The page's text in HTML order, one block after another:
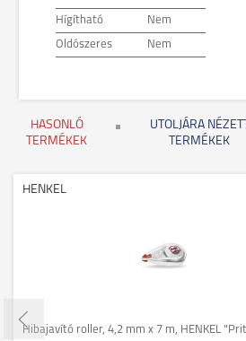
Hígítható Nem
Oldószeres Nem
HASONLÓ
TERMÉKEK
UTOLJÁRA
TERMÉKEK
HENKEL
Hibajavító roller, 4,2 mm x 7 m, HENKEL